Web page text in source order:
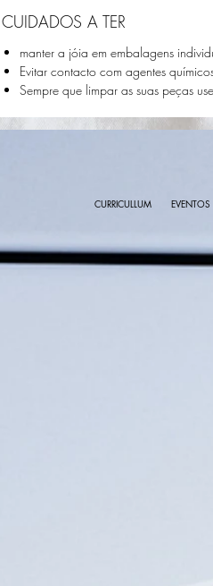
CUIDADOS A TER
manter a jóia em embalagens
Evitar contacto com agentes
Sempre que limpar as suas peças
CURRICULLUM EVENTOS